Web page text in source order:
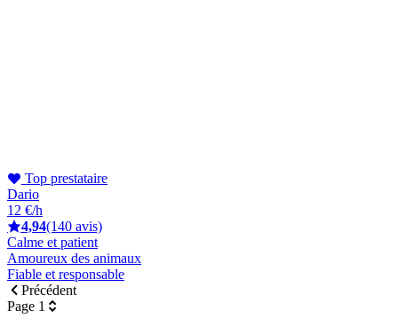
Top prestataire
Dario
12 €/h
4,94(140 avis)
Calme et patient
Amoureux des animaux
Fiable et responsable
Précédent
Page 1